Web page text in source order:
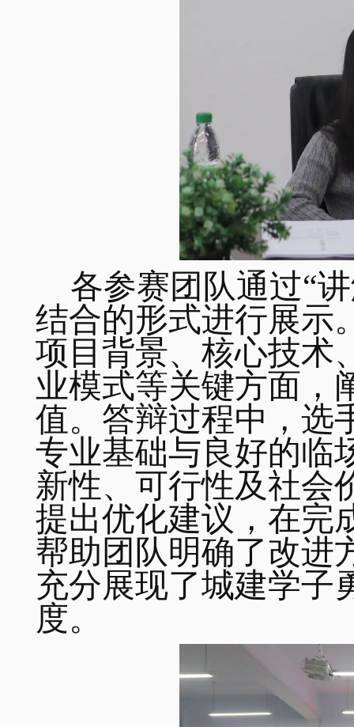
各参赛团队通过“
结合的形式进行展示
项目背景、核心技术
业模式等关键方面，
值。答辩过程中，选
专业基础与良好的临
新性、可行性及社会
提出优化建议，在完
帮助团队明确了改进
充分展现了城建学子
度。